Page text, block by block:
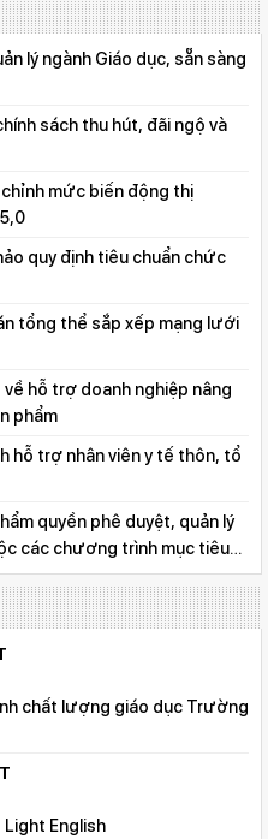
lý ngành Giáo dục, sẵn sàng
sách thu hút, đãi ngộ và
mức biến động thị
quy định tiêu chuẩn chức
tổng thể sắp xếp mạng lưới
hỗ trợ doanh nghiệp nâng
phẩm
hỗ trợ nhân viên y tế thôn, tổ
quyền phê duyệt, quản lý
các chương trình mục tiêu
chất lượng giáo dục Trường
English